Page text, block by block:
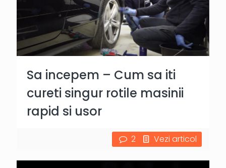
Sa incepem – Cum sa iti
cureti singur rotile masinii
rapid si usor
2 Vezi articol